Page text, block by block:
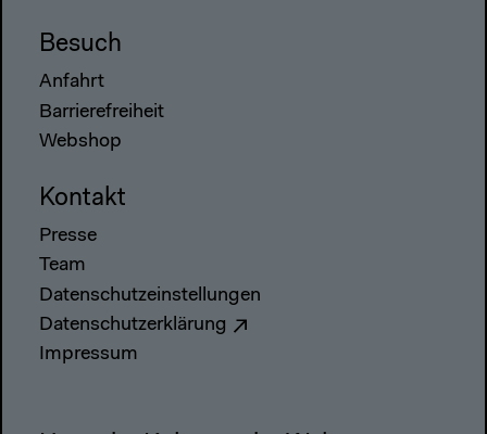
Besuch
Anfahrt
Barrierefreiheit
Webshop
Kontakt
Presse
Team
Datenschutzeinstellungen
Datenschutzerklärung
Impressum